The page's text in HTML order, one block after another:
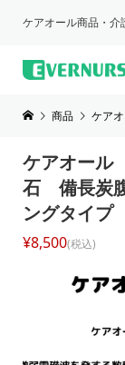
ケアオール商品・介
商品 ケアオール
ケアオー
石 備長炭
ングタイ
¥8,500(税込)